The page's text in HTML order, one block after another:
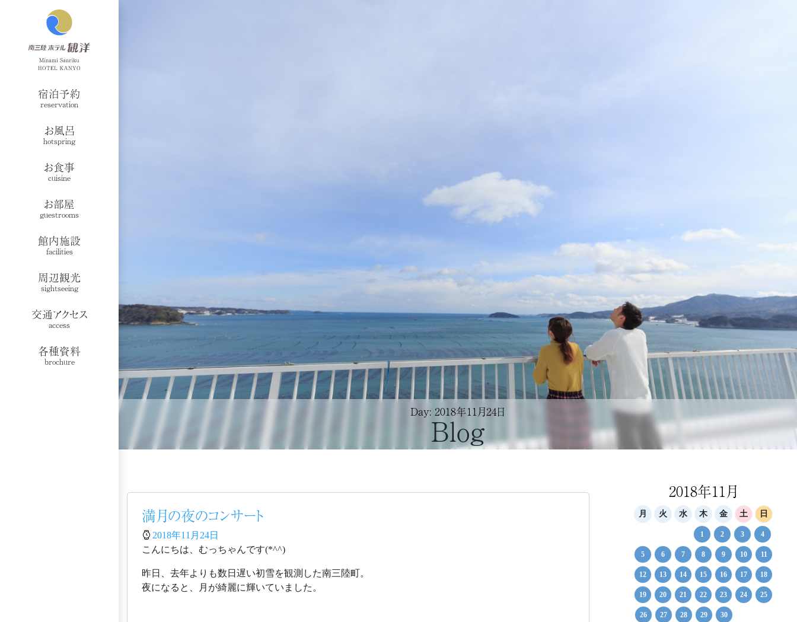
宿泊予約
reservation
お風呂
hotspring
お食事
cuisine
お部屋
guestrooms
館内施設
facilities
周辺観光
sightseeing
交通アクセス
access
各種資料
brochure
Day: 2018年11月24日
Blog
満月の夜のコンサート
2018年11月24日
こんにちは、むっちゃんです(*^^)
昨日、去年よりも数日遅い初雪を観測した南三陸町。
夜になると、月が綺麗に輝いていました。
2018年11月
月 火 水 木 金 土 日
1 2 3 4
5 6 7 8 9 10 11
12 13 14 15 16 17 18
19 20 21 22 23 24 25
26 27 28 29 30